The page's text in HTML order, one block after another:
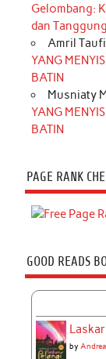
Gelombang:
dan
Amril
YANG
BATIN
Musniaty
YANG
BATIN
PAGE RANK
GOOD READS
by